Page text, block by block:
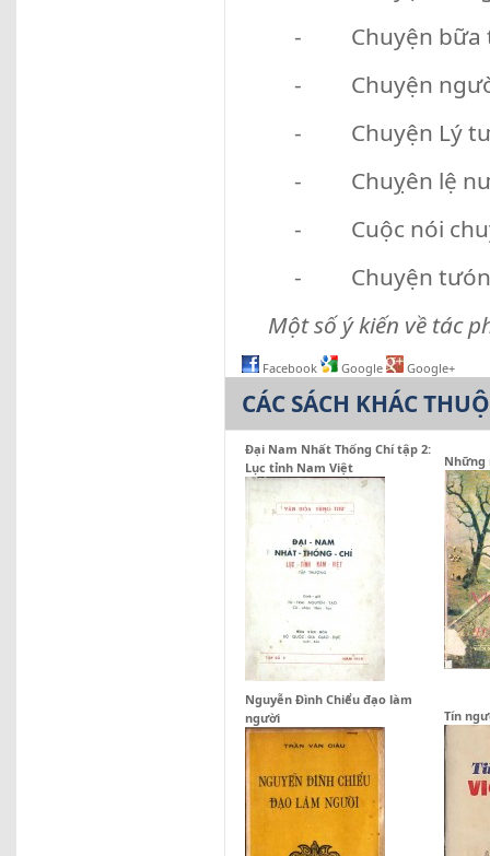
- Chuyện bữa
- Chuyện ngưòi
- Chuyện Lý
- Chuỵên lệ
- Cuộc nói
- Chuyện
Một số ý kiến về tác
Facebook Google Google+
CÁC SÁCH KHÁC
Đại Nam Nhất Thống Chí tập 2:
Lục tỉnh Nam Việt
Những
Nguyễn Đình Chiểu đạo làm
người
Tín